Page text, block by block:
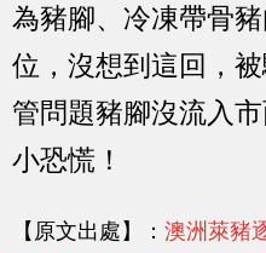
為豬腳、冷凍帶骨
位，沒想到這回，
管問題豬腳沒流入
小恐慌！
【原文出處】： 澳洲萊豬